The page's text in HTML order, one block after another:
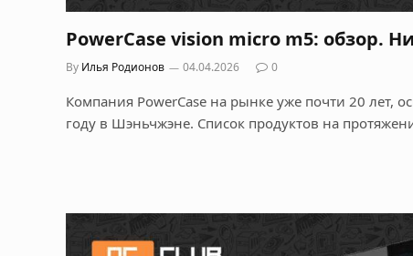
PowerCase vision micro m5: обзор.
By Илья Родионов 04.04.2026 0
Компания PowerCase на рынке уже почти 20 лет,
году в Шэньчжэне. Список продуктов на